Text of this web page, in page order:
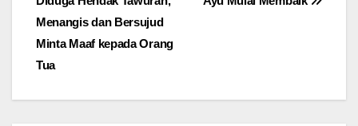
Menangis dan Bersujud
Minta Maaf kepada Orang
Tua